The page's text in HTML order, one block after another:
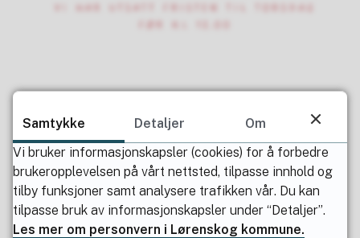
Publisert av Heidi Norderud Lie
Sist endret 06.12.2022 16.09
Samtykke Detaljer
Om
Vi bruker informasjonskapsler (cookies) for å forbedre
brukeropplevelsen på vårt nettsted, tilpasse innhold og
tilby funksjoner samt analysere trafikken vår. Du kan
tilpasse bruk av informasjonskapsler under “Detaljer”.
Les mer om personvern i Lørenskog kommune.